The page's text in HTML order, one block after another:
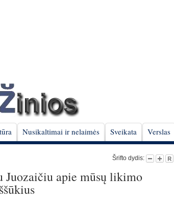
Nusikaltimai ir nelaimės Sveikata Verslas
Šrifto dydis:
Juozaičiu apie mūsų likimo